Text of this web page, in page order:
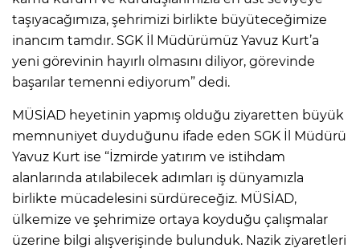
taşıyacağımıza, şehrimizi birlikte büyüteceğimize
inancım tamdır. SGK İl Müdürümüz Yavuz Kurt’a
yeni görevinin hayırlı olmasını diliyor, görevinde
başarılar temenni ediyorum” dedi.
MÜSİAD heyetinin yapmış olduğu ziyaretten büyük
memnuniyet duyduğunu ifade eden SGK İl Müdürü
Yavuz Kurt ise “İzmirde yatırım ve istihdam
alanlarında atılabilecek adımları iş dünyamızla
birlikte mücadelesini sürdüreceğiz. MÜSİAD,
ülkemize ve şehrimize ortaya koyduğu çalışmalar
üzerine bilgi alışverişinde bulunduk. Nazik ziyaretleri